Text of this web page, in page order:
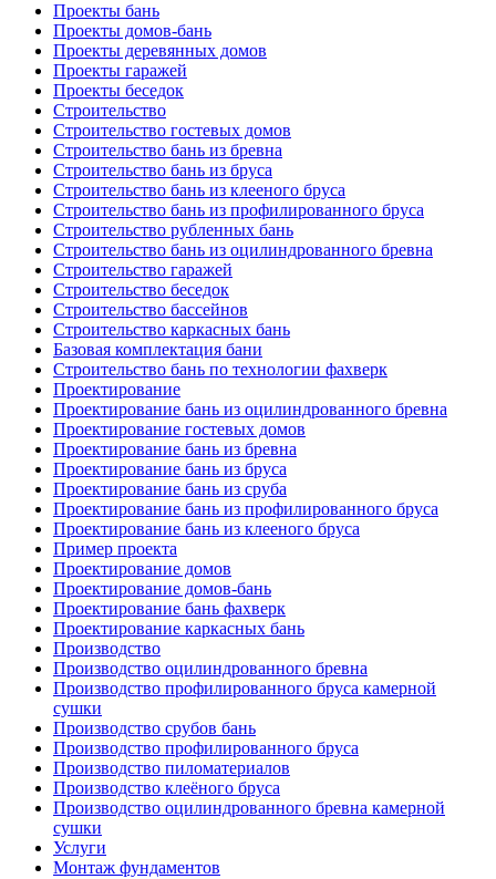
Проекты бань
Проекты домов-бань
Проекты деревянных домов
Проекты гаражей
Проекты беседок
Строительство
Строительство гостевых домов
Строительство бань из бревна
Строительство бань из бруса
Строительство бань из клееного бруса
Строительство бань из профилированного бруса
Строительство рубленных бань
Строительство бань из оцилиндрованного бревна
Строительство гаражей
Строительство беседок
Строительство бассейнов
Строительство каркасных бань
Базовая комплектация бани
Строительство бань по технологии фахверк
Проектирование
Проектирование бань из оцилиндрованного бревна
Проектирование гостевых домов
Проектирование бань из бревна
Проектирование бань из бруса
Проектирование бань из сруба
Проектирование бань из профилированного бруса
Проектирование бань из клееного бруса
Пример проекта
Проектирование домов
Проектирование домов-бань
Проектирование бань фахверк
Проектирование каркасных бань
Производство
Производство оцилиндрованного бревна
Производство профилированного бруса камерной
сушки
Производство срубов бань
Производство профилированного бруса
Производство пиломатериалов
Производство клеёного бруса
Производство оцилиндрованного бревна камерной
сушки
Услуги
Монтаж фундаментов